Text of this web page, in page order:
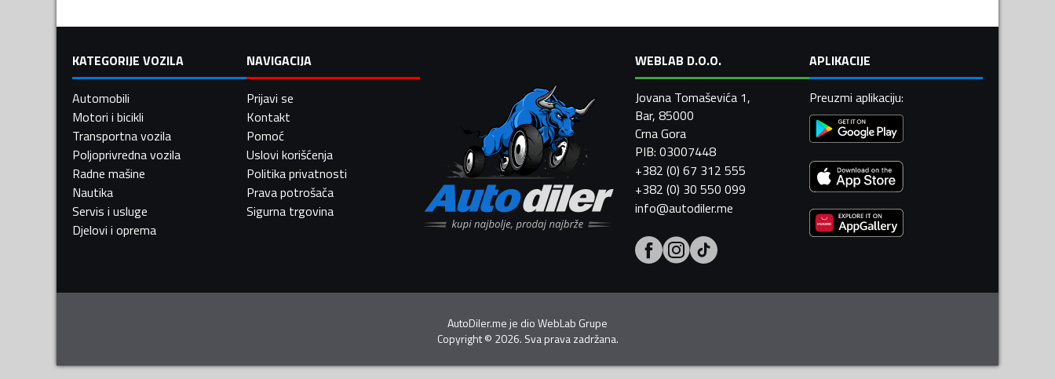
KATEGORIJE VOZILA
Automobili
Motori i bicikli
Transportna vozila
Poljoprivredna vozila
Radne mašine
Nautika
Servis i usluge
Djelovi i oprema
NAVIGACIJA
Prijavi se
Kontakt
Pomoć
Uslovi korišćenja
Politika privatnosti
Prava potrošača
Sigurna trgovina
WEBLAB D.O.O.
Jovana Tomaševića 1,
Bar, 85000
Crna Gora
PIB: 03007448
+382 (0) 67 312 555
+382 (0) 30 550 099
info@autodiler.me
APLIKACIJE
Preuzmi aplikaciju:
AutoDiler.me je dioWebLab Grupe
Copyright© 2026. Sva prava zadržana.